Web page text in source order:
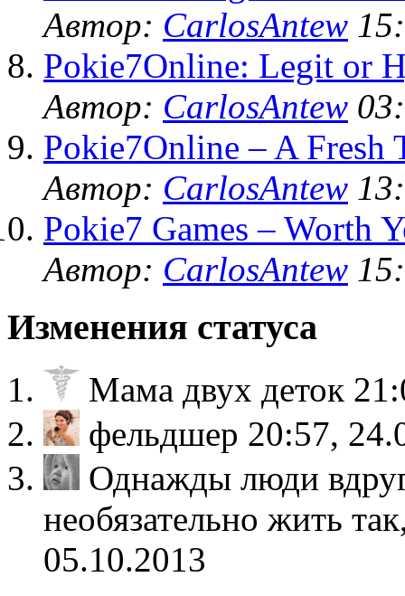
Автор: CarlosAntew
Pokie7Online: Legit or
Автор: CarlosAntew
Pokie7Online – A Fresh
Автор: CarlosAntew
Pokie7 Games – Worth
Автор: CarlosAntew
Изменения статуса
Мама двух деток
фельдшер 20:57,
Однажды люди
необязательно жить
05.10.2013